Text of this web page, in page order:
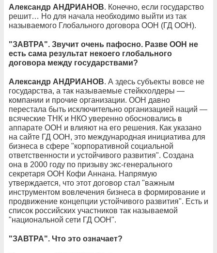
Александр АНДРИАНОВ. Конечно, если государство
решит… Но для начала необходимо выйти из так
называемого Глобального договора ООН (ГД ООН).
"ЗАВТРА". Звучит очень пафосно. Разве ООН не
есть сама результат некоего глобального
договора между государствами?
Александр АНДРИАНОВ. А здесь субъекты вовсе не
государства, а так называемые стейкхолдеры —
компании и прочие организации. ООН давно
перестала быть исключительно организацией наций —
всяческие ТНК и НКО уверенно обосновались в
аппарате ООН и влияют на его решения. Как указано
на сайте ГД ООН, это международная инициатива для
бизнеса в сфере "корпоративной социальной
ответственности и устойчивого развития". Создана
она в 2000 году по призыву экс-генерального
секретаря ООН Кофи Аннана. Напрямую
утверждается, что этот договор стал "важным
инструментом вовлечения бизнеса в формирование и
продвижение концепции устойчивого развития". Есть и
список российских участников так называемой
"национальной сети ГД ООН".
"ЗАВТРА". Что это означает?